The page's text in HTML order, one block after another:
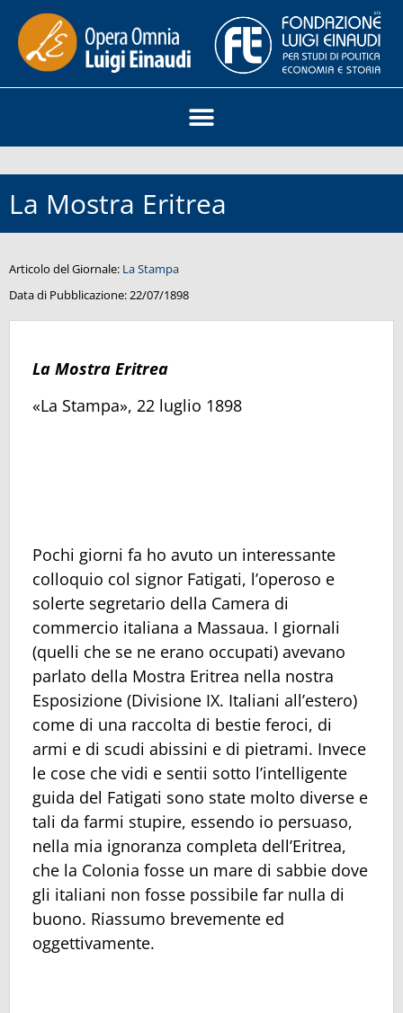
La Mostra Eritrea
Articolo del Giornale: La Stampa
Data di Pubblicazione:22/07/1898
La Mostra Eritrea
«La Stampa», 22 luglio 1898
Pochi giorni fa ho avuto un interessante
colloquio col signor Fatigati, l’operoso e
solerte segretario della Camera di
commercio italiana a Massaua. I giornali
(quelli che se ne erano occupati) avevano
parlato della Mostra Eritrea nella nostra
Esposizione (Divisione IX. Italiani all’estero)
come di una raccolta di bestie feroci, di
armi e di scudi abissini e di pietrami. Invece
le cose che vidi e sentii sotto l’intelligente
guida del Fatigati sono state molto diverse e
tali da farmi stupire, essendo io persuaso,
nella mia ignoranza completa dell’Eritrea,
che la Colonia fosse un mare di sabbie dove
gli italiani non fosse possibile far nulla di
buono. Riassumo brevemente ed
oggettivamente.